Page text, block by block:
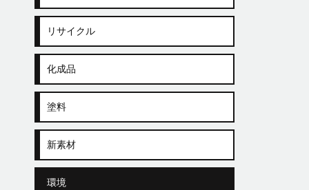
リサイクル
化成品
塗料
新素材
環境